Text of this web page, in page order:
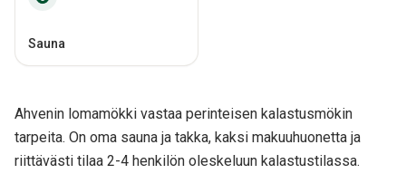
Sauna
Ahvenin lomamökki vastaa perinteisen kalastusmökin
tarpeita. On oma sauna ja takka, kaksi makuuhuonetta ja
riittävästi tilaa 2-4 henkilön oleskeluun kalastustilassa.